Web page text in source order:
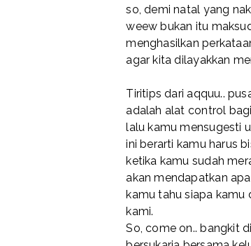
so, demi natal yang
weew bukan itu
menghasilkan
agar kita dilayakkan
Tiritips dari aqquu..
adalah alat control
lalu kamu mensugesti
ini berarti kamu harus
ketika kamu sudah
akan mendapatkan
kamu tahu siapa kamu
kami.
So, come on.. bangkit